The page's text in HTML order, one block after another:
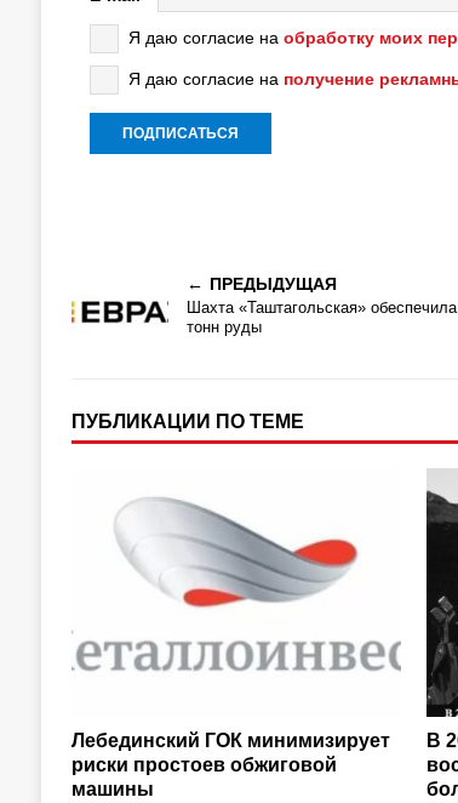
Я даю согласие на обработку моих
Я даю согласие на получение
ПРЕДЫДУЩАЯ
Шахта «Таштагольская»
тонн руды
ПУБЛИКАЦИИ ПО ТЕМЕ
Лебединский ГОК минимизирует
риски простоев обжиговой
машины
В